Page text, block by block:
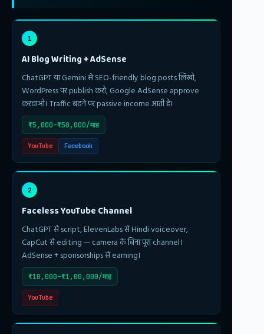
1
AI Blog Writing + AdSense
ChatGPT या Gemini से SEO-friendly blog posts लिखो,
WordPress पर publish करो, Google AdSense approve
करवाओ। Traffic बढ़ने पर passive income आती है।
₹5,000–₹50,000/माह
YouTube Facebook
2
Faceless YouTube Channel
ChatGPT से script, ElevenLabs से Hindi voiceover,
CapCut से editing — camera के बिना पूरा channel।
AdSense + sponsorships से earning।
₹10,000–₹1,00,000/माह
YouTube